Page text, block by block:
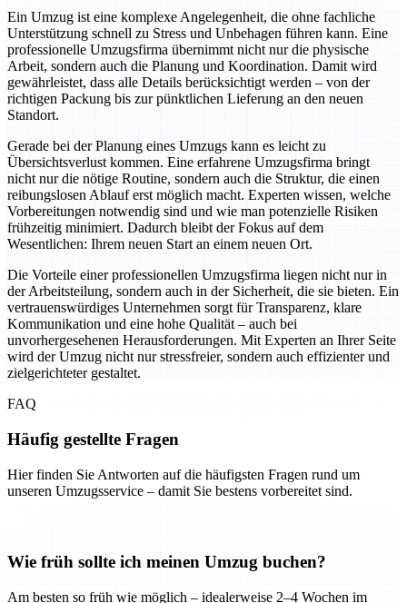
Ein Umzug ist eine komplexe Angelegenheit, die ohne fachliche
Unterstützung schnell zu Stress und Unbehagen führen kann. Eine
professionelle Umzugsfirma übernimmt nicht nur die physische
Arbeit, sondern auch die Planung und Koordination. Damit wird
gewährleistet, dass alle Details berücksichtigt werden – von der
richtigen Packung bis zur pünktlichen Lieferung an den neuen
Standort.
Gerade bei der Planung eines Umzugs kann es leicht zu
Übersichtsverlust kommen. Eine erfahrene Umzugsfirma bringt
nicht nur die nötige Routine, sondern auch die Struktur, die einen
reibungslosen Ablauf erst möglich macht. Experten wissen, welche
Vorbereitungen notwendig sind und wie man potenzielle Risiken
frühzeitig minimiert. Dadurch bleibt der Fokus auf dem
Wesentlichen: Ihrem neuen Start an einem neuen Ort.
Die Vorteile einer professionellen Umzugsfirma liegen nicht nur in
der Arbeitsteilung, sondern auch in der Sicherheit, die sie bieten. Ein
vertrauenswürdiges Unternehmen sorgt für Transparenz, klare
Kommunikation und eine hohe Qualität – auch bei
unvorhergesehenen Herausforderungen. Mit Experten an Ihrer Seite
wird der Umzug nicht nur stressfreier, sondern auch effizienter und
zielgerichteter gestaltet.
FAQ
Häufig gestellte Fragen
Hier finden Sie Antworten auf die häufigsten Fragen rund um
unseren Umzugsservice – damit Sie bestens vorbereitet sind.
Wie früh sollte ich meinen Umzug buchen?
Am besten so früh wie möglich – idealerweise 2–4 Wochen im